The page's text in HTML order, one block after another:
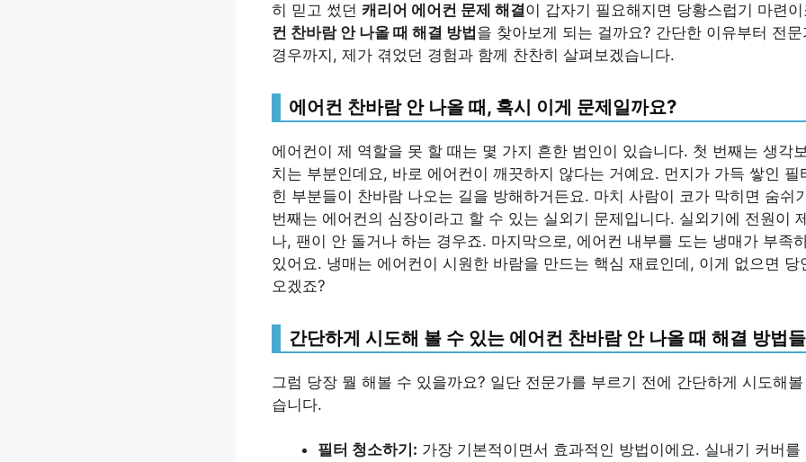
히 믿고 썼던 캐리어 에어컨 문제 해결이 갑자기 필요해지면 당황스럽기 마련
컨 찬바람 안 나올 때 해결 방법을 찾아보게 되는 걸까요? 간단한 이유부터 전
경우까지, 제가 겪었던 경험과 함께 찬찬히 살펴보겠습니다.
에어컨 찬바람 안 나올 때, 혹시 이게 문제일까요?
에어컨이 제 역할을 못 할 때는 몇 가지 흔한 범인이 있습니다. 첫 번째는 생각
치는 부분인데요, 바로 에어컨이 깨끗하지 않다는 거예요. 먼지가 가득 쌓인 필
힌 부분들이 찬바람 나오는 길을 방해하거든요. 마치 사람이 코가 막히면 숨쉬
번째는 에어컨의 심장이라고 할 수 있는 실외기 문제입니다. 실외기에 전원이
나, 팬이 안 돌거나 하는 경우죠. 마지막으로, 에어컨 내부를 도는 냉매가 부족
있어요. 냉매는 에어컨이 시원한 바람을 만드는 핵심 재료인데, 이게 없으면 당
오겠죠?
간단하게 시도해 볼 수 있는 에어컨 찬바람 안 나올 때 해결 방법들
그럼 당장 뭘 해볼 수 있을까요? 일단 전문가를 부르기 전에 간단하게 시도해
습니다.
필터 청소하기: 가장 기본적이면서 효과적인 방법이에요. 실내기 커버